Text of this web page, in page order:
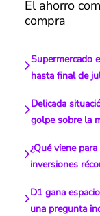
El ahorro
compra
Supermercado
hasta final de
Delicada
golpe sobre la
¿Qué viene
inversiones
D1 gana
una pregunta